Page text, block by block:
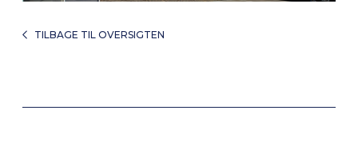
TILBAGE TIL OVERSIGTEN